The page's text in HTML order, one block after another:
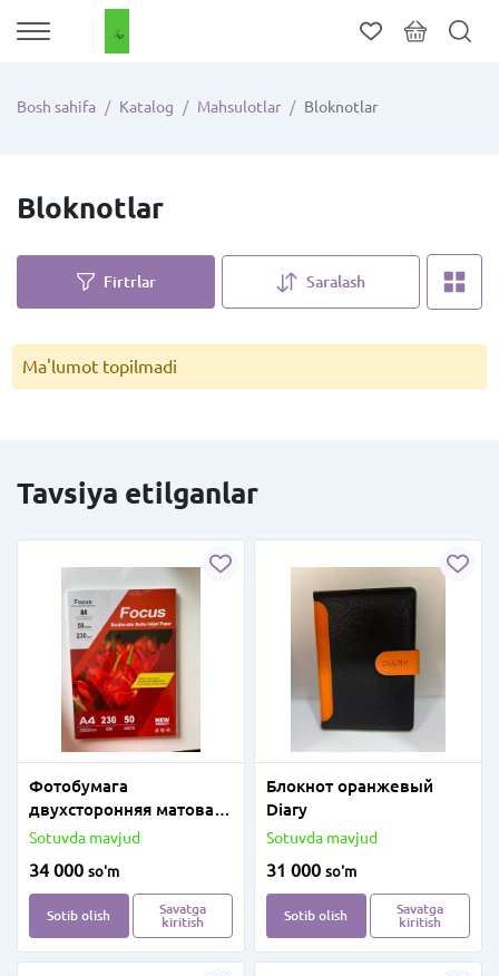
Bosh sahifa Katalog Mahsulotlar Bloknotlar
Bloknotlar
Firtrlar Saralash
Ma'lumot topilmadi
Tavsiya etilganlar
Фотобумага
двухсторонняя матовая
А4 230г, 50л
Sotuvda mavjud
34 000 so'm
Sotib olish
Savatga
kiritish
Блокнот оранжевый
Diary
Sotuvda mavjud
31 000 so'm
Sotib olish
Savatga
kiritish